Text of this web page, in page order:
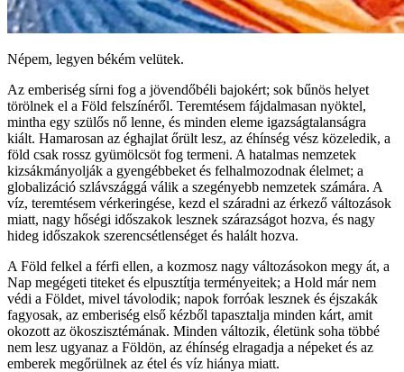
Népem, legyen békém velütek.
Az emberiség sírni fog a jövendőbéli bajokért; sok bűnös helyet
törölnek el a Föld felszínéről. Teremtésem fájdalmasan nyöktel,
mintha egy szülős nő lenne, és minden eleme igazságtalanságra
kiált. Hamarosan az éghajlat őrült lesz, az éhínség vész közeledik, a
föld csak rossz gyümölcsöt fog termeni. A hatalmas nemzetek
kizsákmányolják a gyengébbeket és felhalmozodnak élelmet; a
globalizáció szlávszággá válik a szegényebb nemzetek számára. A
víz, teremtésem vérkeringése, kezd el száradni az érkező változások
miatt, nagy hőségi időszakok lesznek szárazságot hozva, és nagy
hideg időszakok szerencsétlenséget és halált hozva.
A Föld felkel a férfi ellen, a kozmosz nagy változásokon megy át, a
Nap megégeti titeket és elpusztítja terményeitek; a Hold már nem
védi a Földet, mivel távolodik; napok forróak lesznek és éjszakák
fagyosak, az emberiség első kézből tapasztalja minden kárt, amit
okozott az ökoszisztémának. Minden változik, életünk soha többé
nem lesz ugyanaz a Földön, az éhínség elragadja a népeket és az
emberek megőrülnek az étel és víz hiánya miatt.